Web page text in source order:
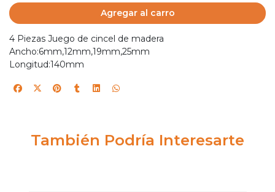
Agregar al carro
4 Piezas Juego de cincel de madera
Ancho:6mm,12mm,19mm,25mm
Longitud:140mm
También Podría Interesarte